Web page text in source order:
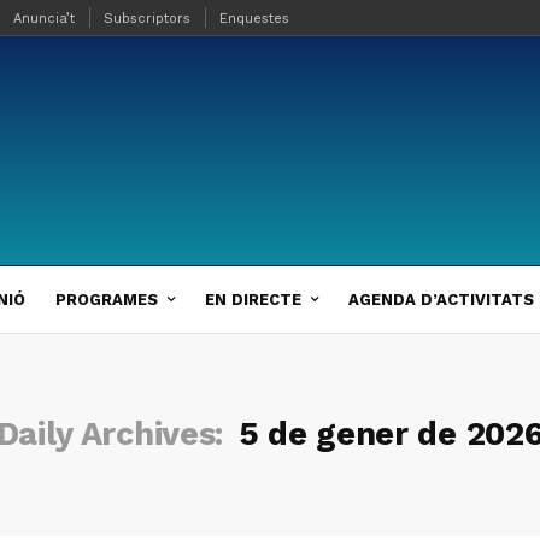
Anuncia’t Subscriptors Enquestes
PROGRAMES EN DIRECTE AGENDA D’ACTIVITATS
Archives: 5 de gener de